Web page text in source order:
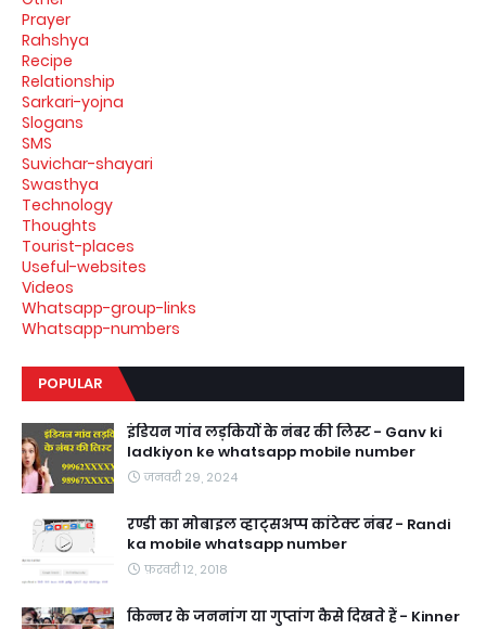
Prayer
Rahshya
Recipe
Relationship
Sarkari-yojna
Slogans
SMS
Suvichar-shayari
Swasthya
Technology
Thoughts
Tourist-places
Useful-websites
Videos
Whatsapp-group-links
Whatsapp-numbers
POPULAR
इंडियन गांव लड़कियों के नंबर की लिस्ट - Ganv ki
ladkiyon ke whatsapp mobile number
जनवरी 29, 2024
रण्डी का मोबाइल व्हाट्सअप्प कांटेक्ट नंबर - Randi
ka mobile whatsapp number
फ़रवरी 12, 2018
किन्नर के जननांग या गुप्तांग कैसे दिखते हैं - Kinner